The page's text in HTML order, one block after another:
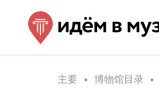
主要 博物馆目录